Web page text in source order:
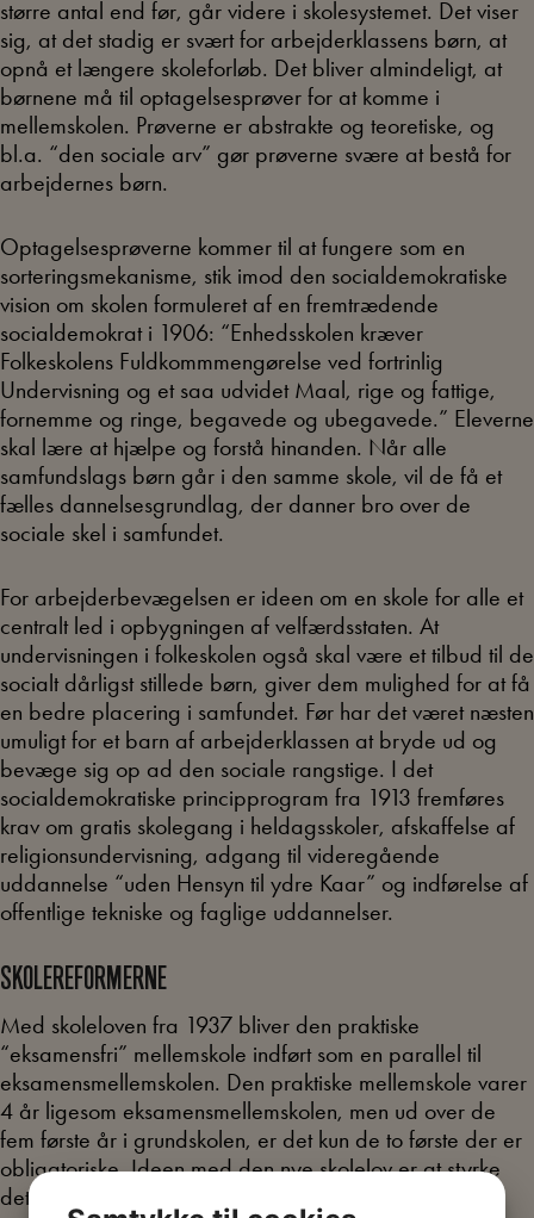
større antal end før, går videre i skolesystemet. Det viser
sig, at det stadig er svært for arbejderklassens børn, at
opnå et længere skoleforløb. Det bliver almindeligt, at
børnene må til optagelsesprøver for at komme i
mellemskolen. Prøverne er abstrakte og teoretiske, og
bl.a. “den sociale arv” gør prøverne svære at bestå for
arbejdernes børn.
Optagelsesprøverne kommer til at fungere som en
sorteringsmekanisme, stik imod den socialdemokratiske
vision om skolen formuleret af en fremtrædende
socialdemokrat i 1906: “Enhedsskolen kræver
Folkeskolens Fuldkommmengørelse ved fortrinlig
Undervisning og et saa udvidet Maal, rige og fattige,
fornemme og ringe, begavede og ubegavede.” Eleverne
skal lære at hjælpe og forstå hinanden. Når alle
samfundslags børn går i den samme skole, vil de få et
fælles dannelsesgrundlag, der danner bro over de
sociale skel i samfundet.
For arbejderbevægelsen er ideen om en skole for alle et
centralt led i opbygningen af velfærdsstaten. At
undervisningen i folkeskolen også skal være et tilbud til de
socialt dårligst stillede børn, giver dem mulighed for at få
en bedre placering i samfundet. Før har det været næsten
umuligt for et barn af arbejderklassen at bryde ud og
bevæge sig op ad den sociale rangstige. I det
socialdemokratiske principprogram fra 1913 fremføres
krav om gratis skolegang i heldagsskoler, afskaffelse af
religionsundervisning, adgang til videregående
uddannelse “uden Hensyn til ydre Kaar” og indførelse af
offentlige tekniske og faglige uddannelser.
SKOLEREFORMERNE
Med skoleloven fra 1937 bliver den praktiske
“eksamensfri” mellemskole indført som en parallel til
eksamensmellemskolen. Den praktiske mellemskole varer
4 år ligesom eksamensmellemskolen, men ud over de
fem første år i grundskolen, er det kun de to første der er
obligatoriske. Ideen med den nye skolelov er at styrke
det praktiske arbejde i skolen, ud fra det synspunkt at